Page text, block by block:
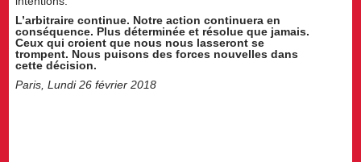
L’arbitraire continue. Notre action continuera en
conséquence. Plus déterminée et résolue que jamais.
Ceux qui croient que nous nous lasseront se
trompent. Nous puisons des forces nouvelles dans
cette décision.
Paris, Lundi 26 février 2018